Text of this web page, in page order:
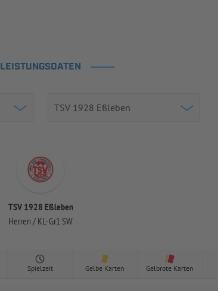
LEISTUNGSDATEN
TSV 1928 Eßleben
Herren / KL-Gr1 SW
Spielzeit Gelbe Karten Gelbrote Karten